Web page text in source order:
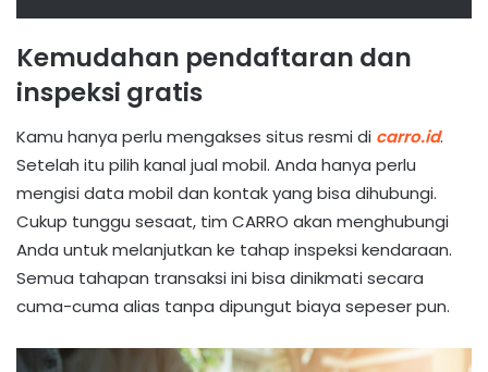
Kemudahan pendaftaran dan
inspeksi gratis
Kamu hanya perlu mengakses situs resmi di carro.id.
Setelah itu pilih kanal jual mobil. Anda hanya perlu
mengisi data mobil dan kontak yang bisa dihubungi.
Cukup tunggu sesaat, tim CARRO akan menghubungi
Anda untuk melanjutkan ke tahap inspeksi kendaraan.
Semua tahapan transaksi ini bisa dinikmati secara
cuma-cuma alias tanpa dipungut biaya sepeser pun.